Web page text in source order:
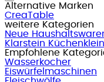
Alternative Marken
CreaTable
weitere Kategorien
Neue
Klarstein
Empfohlene
Wasserkocher
Eiswürfelmaschinen